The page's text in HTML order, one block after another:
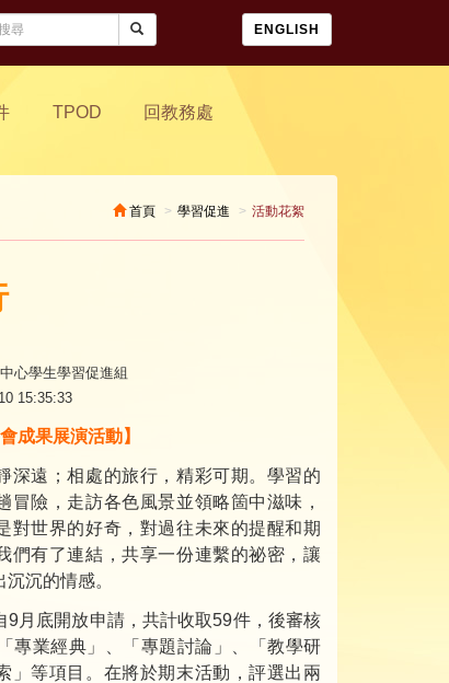
ENGLISH
TPOD 回教務處
首頁 學習促進 活動花絮
心學生學習促進組
15:35:33
成果展演活動】
深遠；相處的旅行，精彩可期。學習的
冒險，走訪各色風景並領略箇中滋味，
對世界的好奇，對過往未來的提醒和期
們有了連結，共享一份連繫的祕密，讓
沉的情感。
9月底開放申請，共計收取59件，後審核
專業經典」、「專題討論」、「教學研
」等項目。在將於期末活動，評選出兩